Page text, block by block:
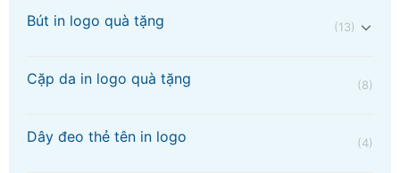
Bút in logo quà tặng (13)
Cặp da in logo quà tặng (8)
Dây đeo thẻ tên in logo (4)